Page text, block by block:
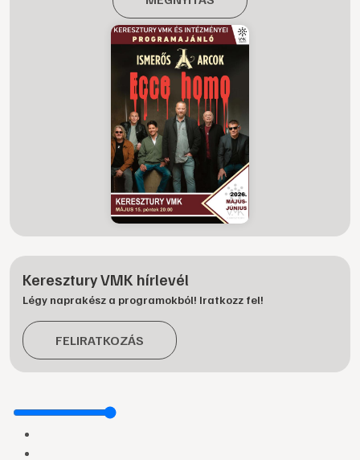
Keresztury VMK hírlevél
Légy naprakész a programokból! Iratkozz fel!
FELIRATKOZÁS